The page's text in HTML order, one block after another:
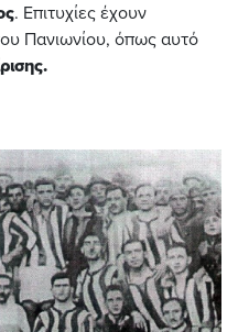
. Επιτυχίες έχουν
Πανιωνίου, όπως αυτό